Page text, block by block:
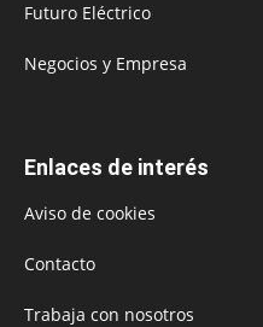
Futuro Eléctrico
Negocios y Empresa
Enlaces de interés
Aviso de cookies
Contacto
Trabaja con nosotros